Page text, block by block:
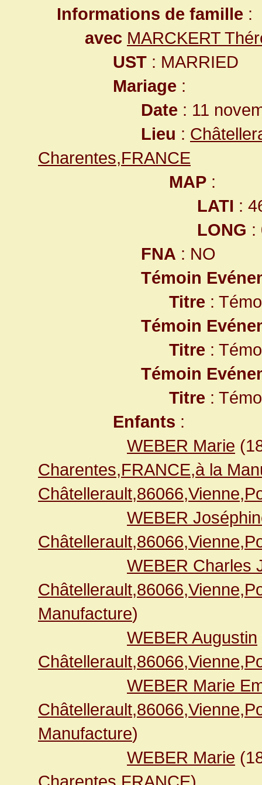
Informations de famille :
avec MARCKERT
UST : MARRIED
Mariage :
Date : 11
Lieu :
Charentes,FRANCE
MAP :
LATI :
LONG :
FNA : NO
Témoin
Titre :
Témoin
Titre :
Témoin
Titre :
Enfants :
WEBER Marie
Charentes,FRANCE,à la
WEBER
WEBER Charles
Manufacture)
WEBER Augustin
WEBER Marie
Manufacture)
WEBER Marie